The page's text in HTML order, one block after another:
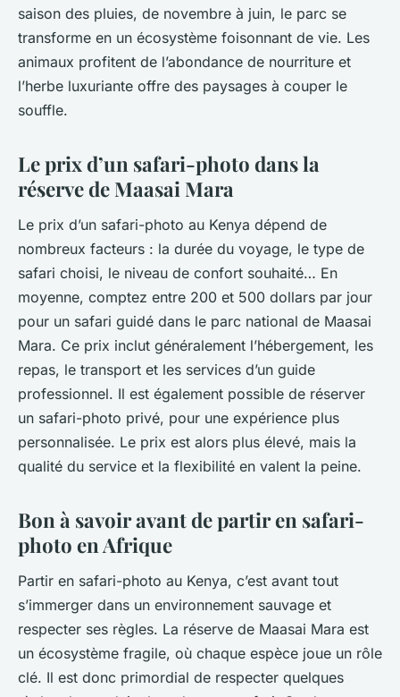
saison des pluies, de novembre à juin, le parc se
transforme en un écosystème foisonnant de vie. Les
animaux profitent de l’abondance de nourriture et
l’herbe luxuriante offre des paysages à couper le
souffle.
Le prix d’un safari-photo dans la
réserve de Maasai Mara
Le prix d’un safari-photo au Kenya dépend de
nombreux facteurs : la durée du voyage, le type de
safari choisi, le niveau de confort souhaité… En
moyenne, comptez entre 200 et 500 dollars par jour
pour un safari guidé dans le parc national de Maasai
Mara. Ce prix inclut généralement l’hébergement, les
repas, le transport et les services d’un guide
professionnel. Il est également possible de réserver
un safari-photo privé, pour une expérience plus
personnalisée. Le prix est alors plus élevé, mais la
qualité du service et la flexibilité en valent la peine.
Bon à savoir avant de partir en safari-
photo en Afrique
Partir en safari-photo au Kenya, c’est avant tout
s’immerger dans un environnement sauvage et
respecter ses règles. La réserve de Maasai Mara est
un écosystème fragile, où chaque espèce joue un rôle
clé. Il est donc primordial de respecter quelques